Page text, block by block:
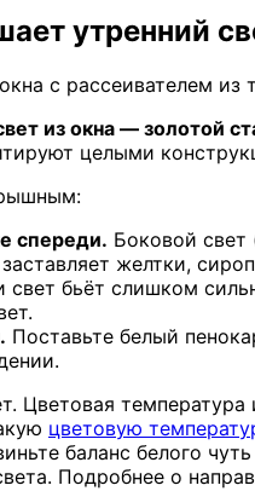
утренний
с рассеивателем
из окна — золотой
целыми
спереди. Боковой свет
желтки,
свет бьёт слишком
Поставьте белый
Цветовая
цветовую
баланс белого
Подробнее о